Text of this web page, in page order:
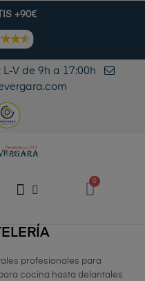
+90€
V de 9h a 17:00h
profesionales para
cocina hasta delantales